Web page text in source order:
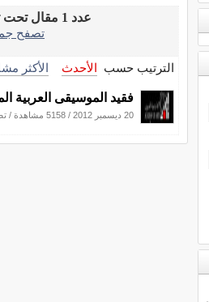
عدد 1 مقال تحت تصنيف
تصفح
الترتيب حسب الأحدث الأكثر
فقيد الموسيقى العربية
20 ديسمبر 2012 / 5158 مشاهدة /